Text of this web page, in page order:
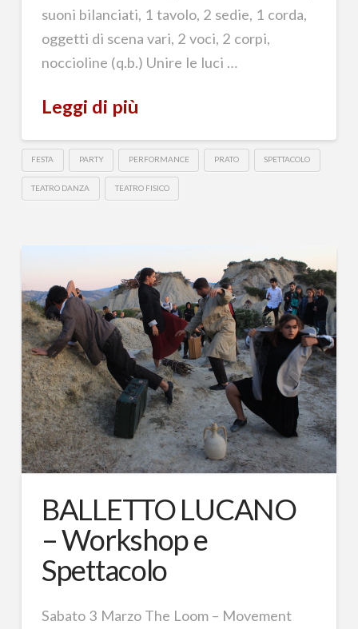
suoni bilanciati, 1 tavolo, 2 sedie, 1 corda,
oggetti di scena vari, 2 voci, 2 corpi,
noccioline (q.b.) Unire le luci …
Leggi di più
FESTA PARTY PERFORMANCE PRATO SPETTACOLO
TEATRO DANZA TEATRO FISICO
BALLETTO LUCANO
– Workshop e
Spettacolo
Sabato 3 Marzo The Loom – Movement